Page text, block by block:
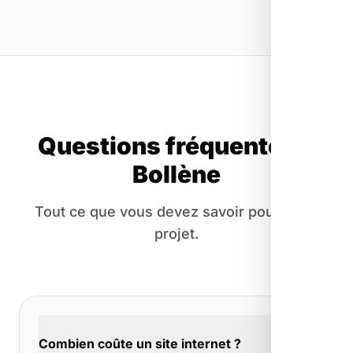
Questions fréquentes à
Bollène
Tout ce que vous devez savoir pour votre
projet.
Combien coûte un site internet ?